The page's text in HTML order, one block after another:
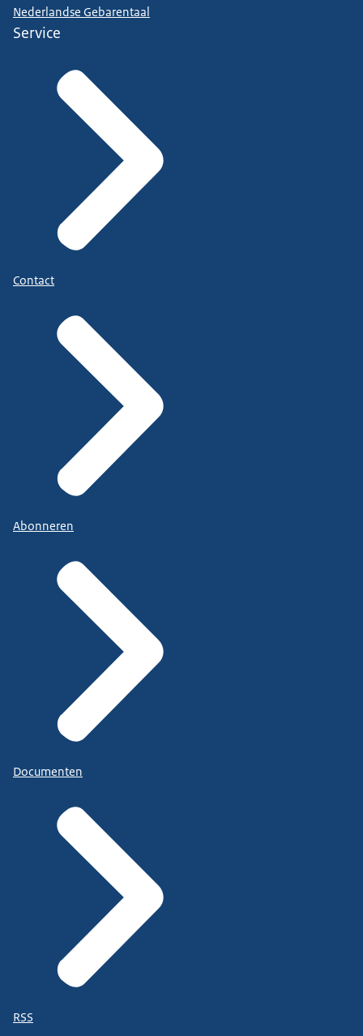
Nederlandse Gebarentaal
Service
Contact
Abonneren
Documenten
RSS